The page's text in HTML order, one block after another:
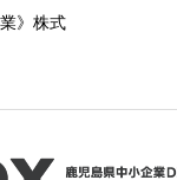
》株式